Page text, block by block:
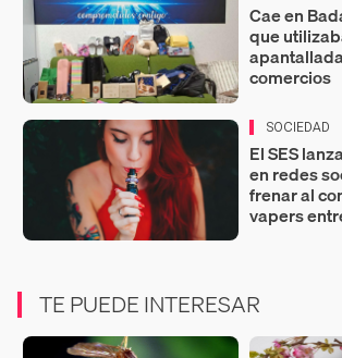
Cae en
que
comercios
SOCIEDAD
El SES
en redes
frenar al
vapers
TE PUEDE INTERESAR